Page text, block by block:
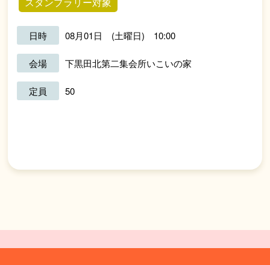
日時 08月01日 (土曜日) 10:00
会場 下黒田北第二集会所いこいの家
定員 50